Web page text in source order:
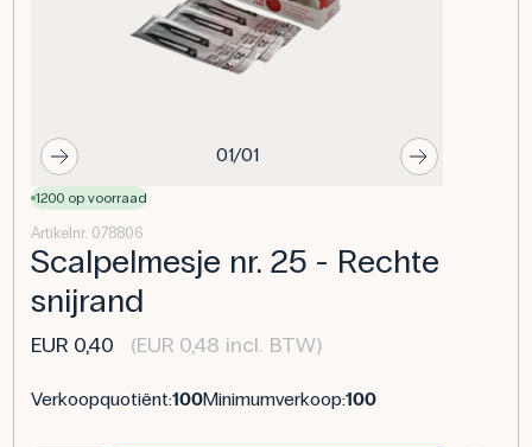
01/01
1200 op voorraad
Artikelnr. 078806
Scalpelmesje nr. 25 - Rechte
snijrand
EUR 0,40 (EUR 0,48 incl. BTW)
Verkoopquotiënt:100Minimumverkoop:100